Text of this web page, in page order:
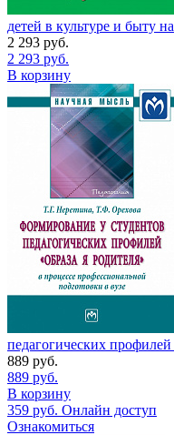
детей в культуре и быту
2 293 руб.
2 293 руб.
В корзину
педагогических
889 руб.
889 руб.
В корзину
359 руб. Онлайн доступ
Ознакомиться